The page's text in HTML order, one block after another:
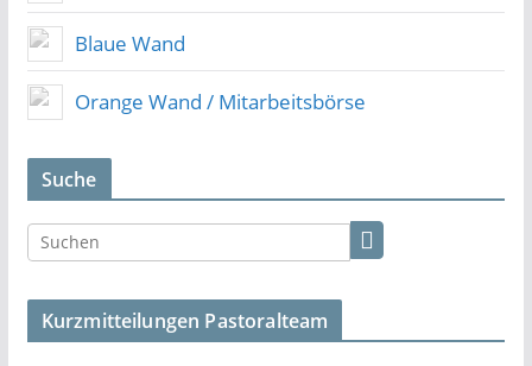
Blaue Wand
Orange Wand / Mitarbeitsbörse
Suche
Kurzmitteilungen Pastoralteam